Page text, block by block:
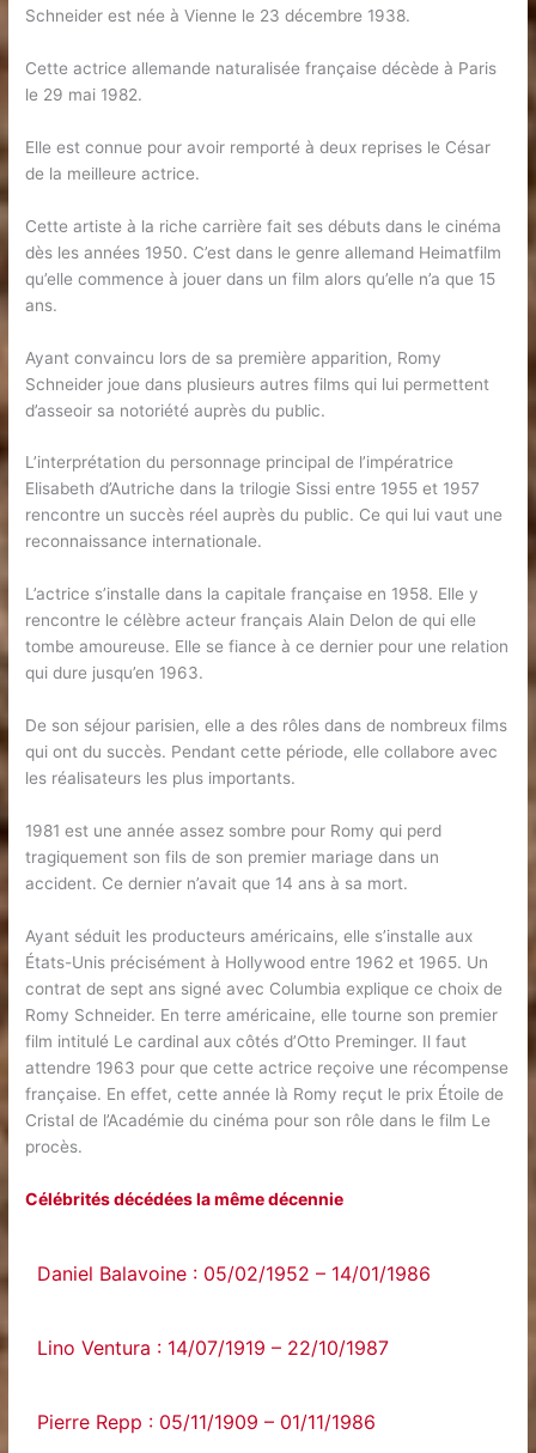
Schneider est née à Vienne le 23 décembre 1938.
Cette actrice allemande naturalisée française décède à Paris
le 29 mai 1982.
Elle est connue pour avoir remporté à deux reprises le César
de la meilleure actrice.
Cette artiste à la riche carrière fait ses débuts dans le cinéma
dès les années 1950. C’est dans le genre allemand Heimatfilm
qu’elle commence à jouer dans un film alors qu’elle n’a que 15
ans.
Ayant convaincu lors de sa première apparition, Romy
Schneider joue dans plusieurs autres films qui lui permettent
d’asseoir sa notoriété auprès du public.
L’interprétation du personnage principal de l’impératrice
Elisabeth d’Autriche dans la trilogie Sissi entre 1955 et 1957
rencontre un succès réel auprès du public. Ce qui lui vaut une
reconnaissance internationale.
L’actrice s’installe dans la capitale française en 1958. Elle y
rencontre le célèbre acteur français Alain Delon de qui elle
tombe amoureuse. Elle se fiance à ce dernier pour une relation
qui dure jusqu’en 1963.
De son séjour parisien, elle a des rôles dans de nombreux films
qui ont du succès. Pendant cette période, elle collabore avec
les réalisateurs les plus importants.
1981 est une année assez sombre pour Romy qui perd
tragiquement son fils de son premier mariage dans un
accident. Ce dernier n’avait que 14 ans à sa mort.
Ayant séduit les producteurs américains, elle s’installe aux
États-Unis précisément à Hollywood entre 1962 et 1965. Un
contrat de sept ans signé avec Columbia explique ce choix de
Romy Schneider. En terre américaine, elle tourne son premier
film intitulé Le cardinal aux côtés d’Otto Preminger. Il faut
attendre 1963 pour que cette actrice reçoive une récompense
française. En effet, cette année là Romy reçut le prix Étoile de
Cristal de l’Académie du cinéma pour son rôle dans le film Le
procès.
Célébrités décédées la même décennie
Daniel Balavoine : 05/02/1952 – 14/01/1986
Lino Ventura : 14/07/1919 – 22/10/1987
Pierre Repp : 05/11/1909 – 01/11/1986